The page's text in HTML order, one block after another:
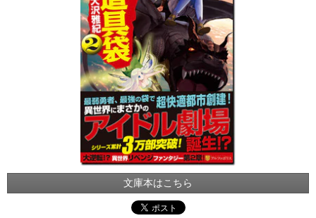
文庫本はこちら